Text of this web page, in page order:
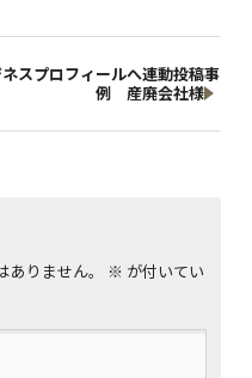
スプロフィールへ連動投稿事
例 産廃会社様
りません。 ※ が付いてい